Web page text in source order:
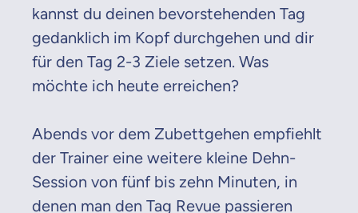
kannst du deinen bevorstehenden Tag
gedanklich im Kopf durchgehen und dir
für den Tag 2-3 Ziele setzen. Was
möchte ich heute erreichen?
Abends vor dem Zubettgehen empfiehlt
der Trainer eine weitere kleine Dehn-
Session von fünf bis zehn Minuten, in
denen man den Tag Revue passieren